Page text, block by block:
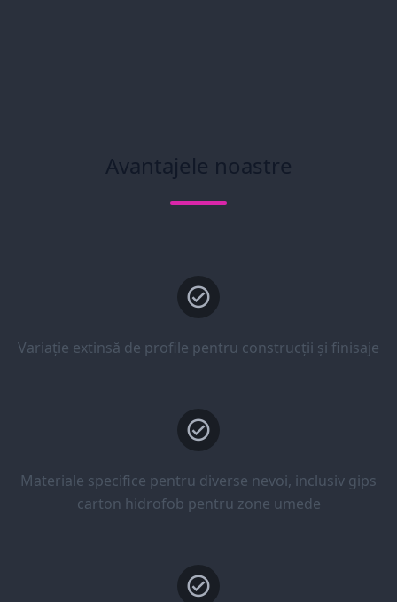
Avantajele noastre
Variație extinsă de profile pentru construcții și finisaje
Materiale specifice pentru diverse nevoi, inclusiv gips
carton hidrofob pentru zone umede